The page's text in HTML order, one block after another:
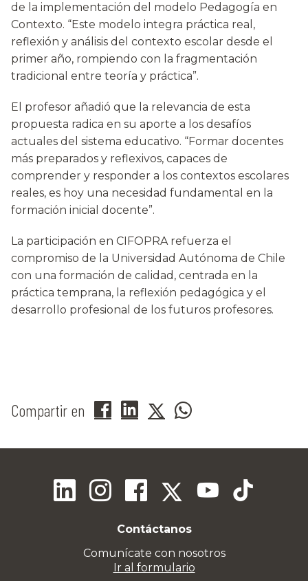
de la implementación del modelo Pedagogía en
Contexto. “Este modelo integra práctica real,
reflexión y análisis del contexto escolar desde el
primer año, rompiendo con la fragmentación
tradicional entre teoría y práctica”.
El profesor añadió que la relevancia de esta
propuesta radica en su aporte a los desafíos
actuales del sistema educativo. “Formar docentes
más preparados y reflexivos, capaces de
comprender y responder a los contextos escolares
reales, es hoy una necesidad fundamental en la
formación inicial docente”.
La participación en CIFOPRA refuerza el
compromiso de la Universidad Autónoma de Chile
con una formación de calidad, centrada en la
práctica temprana, la reflexión pedagógica y el
desarrollo profesional de los futuros profesores.
Compartir en
Contáctanos
Comunícate con nosotros
Ir al formulario